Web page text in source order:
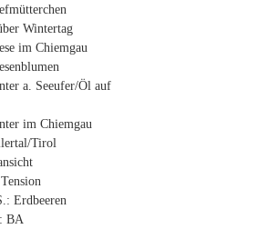
Wintertag
im Chiemgau
a. Seeufer/Öl auf
im Chiemgau
Tirol
Erdbeeren
BA